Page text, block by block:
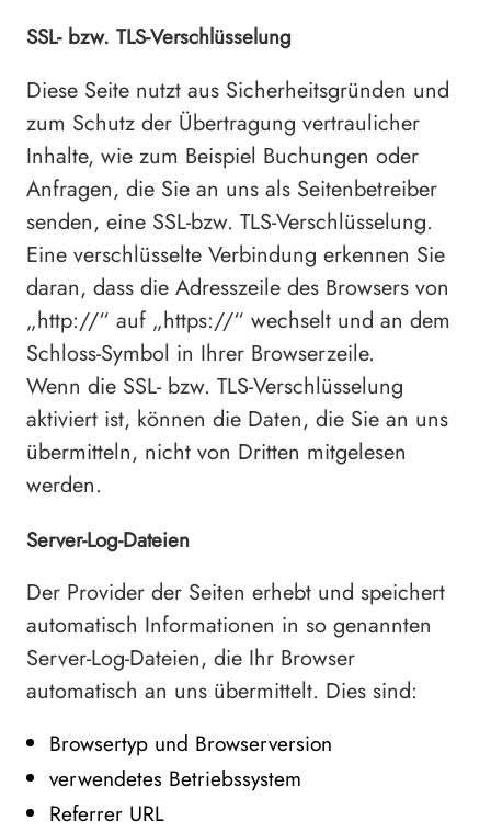
SSL- bzw. TLS-Verschlüsselung
Diese Seite nutzt aus Sicherheitsgründen und
zum Schutz der Übertragung vertraulicher
Inhalte, wie zum Beispiel Buchungen oder
Anfragen, die Sie an uns als Seitenbetreiber
senden, eine SSL-bzw. TLS-Verschlüsselung.
Eine verschlüsselte Verbindung erkennen Sie
daran, dass die Adresszeile des Browsers von
„http://“ auf „https://“ wechselt und an dem
Schloss-Symbol in Ihrer Browserzeile.
Wenn die SSL- bzw. TLS-Verschlüsselung
aktiviert ist, können die Daten, die Sie an uns
übermitteln, nicht von Dritten mitgelesen
werden.
Server-Log-Dateien
Der Provider der Seiten erhebt und speichert
automatisch Informationen in so genannten
Server-Log-Dateien, die Ihr Browser
automatisch an uns übermittelt. Dies sind:
Browsertyp und Browserversion
verwendetes Betriebssystem
Referrer URL